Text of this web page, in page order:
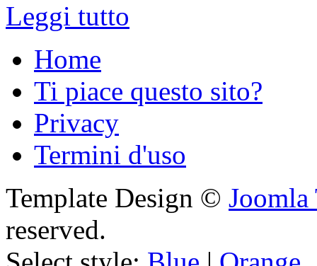
Leggi tutto
Home
Ti piace questo sito?
Privacy
Termini d'uso
Template Design © Joomla
reserved.